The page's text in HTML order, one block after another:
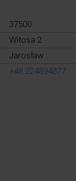
37500
Witosa 2
Jarosław
+48 224894877